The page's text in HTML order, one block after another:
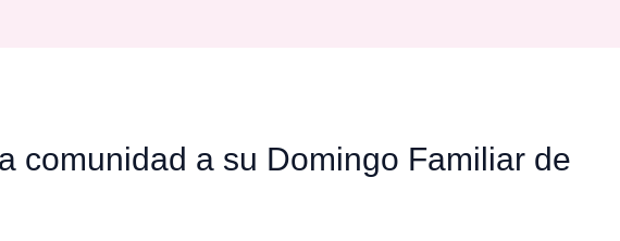
comunidad a su Domingo Familiar de